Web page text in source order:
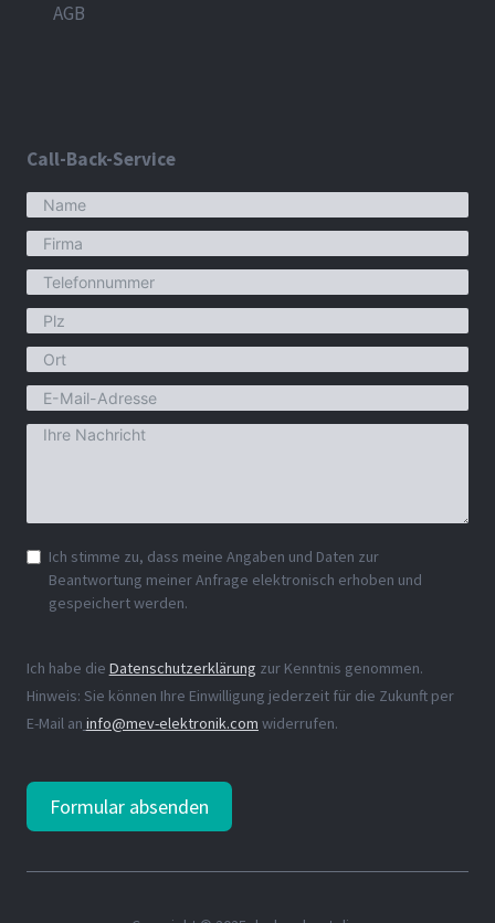
AGB
Call-Back-Service
Ich stimme zu, dass meine Angaben und Daten zur
Beantwortung meiner Anfrage elektronisch erhoben und
gespeichert werden.
Ich habe die Datenschutzerklärung zur Kenntnis genommen.
Hinweis: Sie können Ihre Einwilligung jederzeit für die Zukunft per
E-Mail an info@mev-elektronik.com widerrufen.
Formular absenden